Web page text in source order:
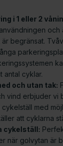
i 1 eller 2
är begränsat.
antal cyklar.
och utan tak:
vind erbjuder vi
med
att cyklarna
cykelställ:
när golvytan är